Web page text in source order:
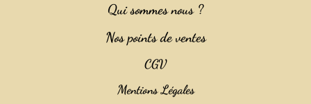
Qui sommes nous ?
Nos points de ventes
CGV
Mentions Légales